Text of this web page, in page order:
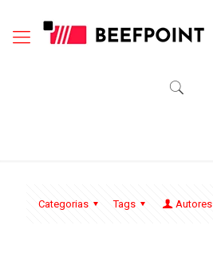
Categorias Tags Autores